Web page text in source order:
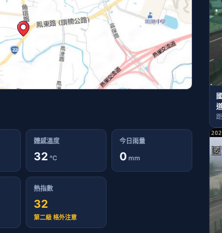
體感溫度
32 ℃
今日雨量
0 mm
熱指數
32
第二級 格外注意